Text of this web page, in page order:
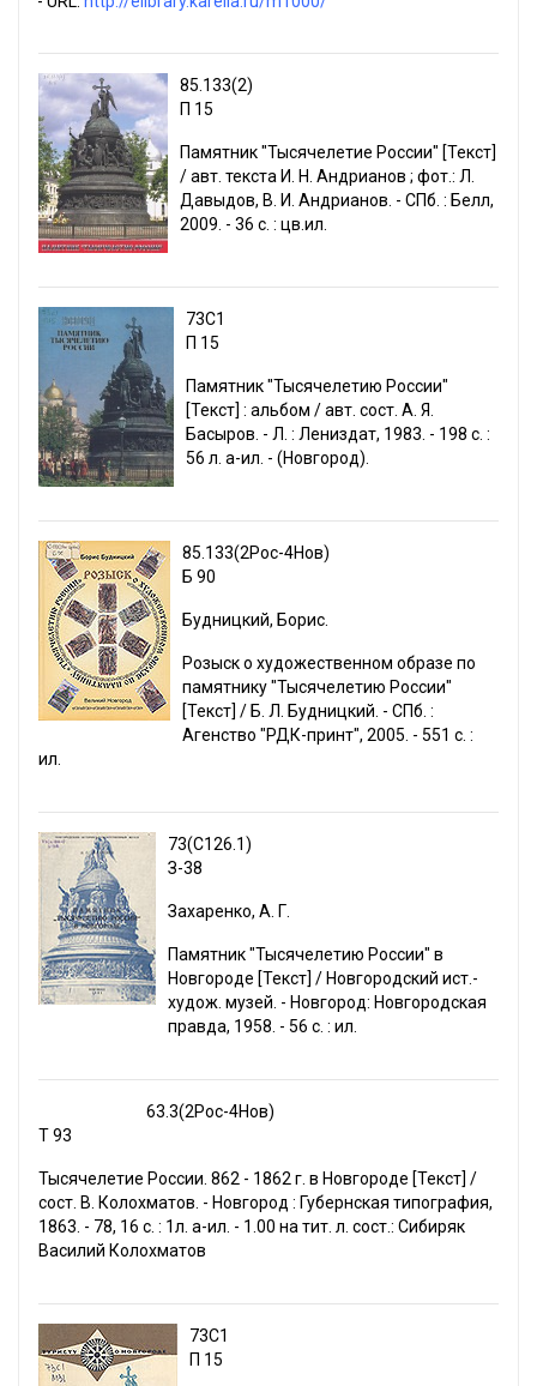
85.133(2)
П 15
Памятник "Тысячелетие России" [Текст]
/ авт. текста И. Н. Андрианов ; фот.: Л.
Давыдов, В. И. Андрианов. - СПб. : Белл,
2009. - 36 с. : цв.ил.
73С1
П 15
Памятник "Тысячелетию России"
[Текст] : альбом / авт. сост. А. Я.
Басыров. - Л. : Лениздат, 1983. - 198 с. :
56 л. a-ил. - (Новгород).
85.133(2Рос-4Нов)
Б 90
Будницкий, Борис.
Розыск о художественном образе по
памятнику "Тысячелетию России"
[Текст] / Б. Л. Будницкий. - СПб. :
Агенство "РДК-принт", 2005. - 551 с. :
ил.
73(С126.1)
З-38
Захаренко, А. Г.
Памятник "Тысячелетию России" в
Новгороде [Текст] / Новгородский ист.-
худож. музей. - Новгород: Новгородская
правда, 1958. - 56 с. : ил.
63.3(2Рос-4Нов)
Т 93
Тысячелетие России. 862 - 1862 г. в Новгороде [Текст] /
сост. В. Колохматов. - Новгород : Губернская типография,
1863. - 78, 16 с. : 1л. a-ил. - 1.00 на тит. л. сост.: Сибиряк
Василий Колохматов
73С1
П 15